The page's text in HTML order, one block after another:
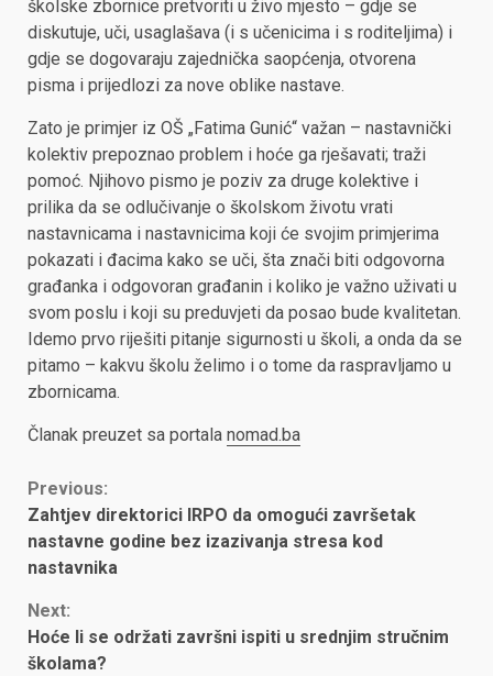
školske zbornice pretvoriti u živo mjesto – gdje se
diskutuje, uči, usaglašava (i s učenicima i s roditeljima) i
gdje se dogovaraju zajednička saopćenja, otvorena
pisma i prijedlozi za nove oblike nastave.
Zato je primjer iz OŠ „Fatima Gunić“ važan – nastavnički
kolektiv prepoznao problem i hoće ga rješavati; traži
pomoć. Njihovo pismo je poziv za druge kolektive i
prilika da se odlučivanje o školskom životu vrati
nastavnicama i nastavnicima koji će svojim primjerima
pokazati i đacima kako se uči, šta znači biti odgovorna
građanka i odgovoran građanin i koliko je važno uživati u
svom poslu i koji su preduvjeti da posao bude kvalitetan.
Idemo prvo riješiti pitanje sigurnosti u školi, a onda da se
pitamo – kakvu školu želimo i o tome da raspravljamo u
zbornicama.
Članak preuzet sa portala nomad.ba
Continue
Reading
Previous:
Zahtjev direktorici IRPO da omogući završetak
nastavne godine bez izazivanja stresa kod
nastavnika
Next:
Hoće li se održati završni ispiti u srednjim stručnim
školama?